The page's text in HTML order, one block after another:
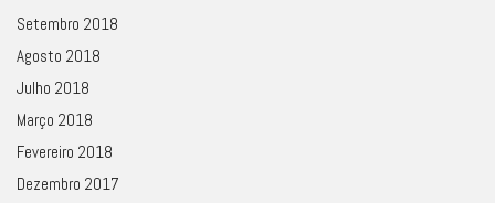
Setembro 2018
Agosto 2018
Julho 2018
Março 2018
Fevereiro 2018
Dezembro 2017